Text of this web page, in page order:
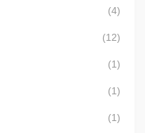
(4)
(12)
(1)
(1)
(1)